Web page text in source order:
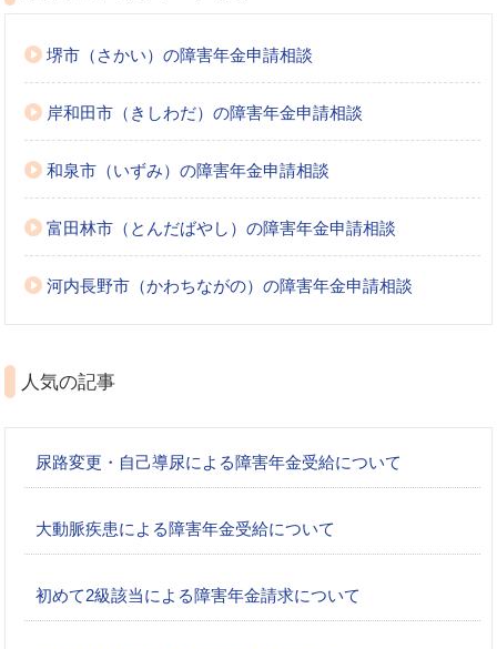
堺市（さかい）の障害年金申請相談
岸和田市（きしわだ）の障害年金申請相談
和泉市（いずみ）の障害年金申請相談
富田林市（とんだばやし）の障害年金申請相談
河内長野市（かわちながの）の障害年金申請相談
人気の記事
尿路変更・自己導尿による障害年金受給について
大動脈疾患による障害年金受給について
初めて2級該当による障害年金請求について